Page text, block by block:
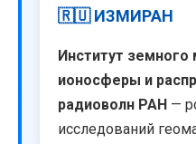
🇷🇺 ИЗМИРАН
Институт земного
ионосферы и
радиоволн РАН —
исследований